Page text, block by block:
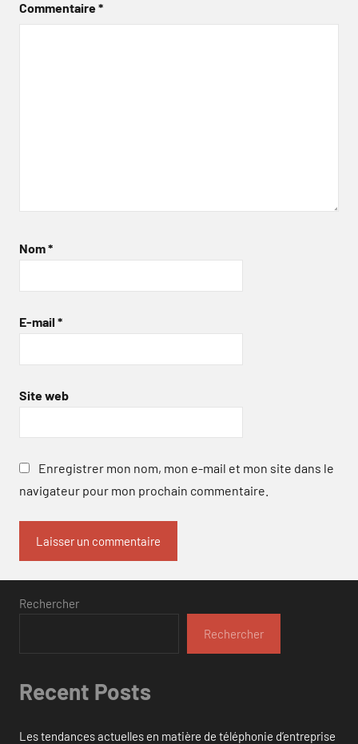
Commentaire*
Nom*
E-mail *
Site web
Enregistrer mon nom, mon e-mail et mon site dans le
navigateur pour mon prochain commentaire.
Rechercher
Rechercher
Recent Posts
Les tendances actuelles en matière de téléphonie d’entreprise